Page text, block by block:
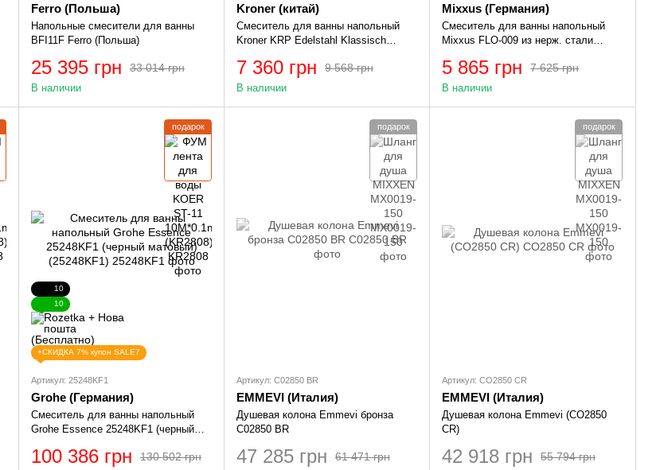
Ferro (Польша)
Напольные смесители для ванны
BFI11F Ferro (Польша)
33 014 грн
25 395 грн
В наличии
Kroner (китай)
Смеситель для ванны напольный
Kroner KRP Edelstahl Klassisch
9 568 грн
7 360 грн
В наличии
Mixxus (Германия)
Смеситель для ванны напольный
Mixxus FLO-009 из нерж. стали
7 625 грн
5 865 грн
В наличии
подарок
10
10
+СКИДКА 7% купон SALE7
Артикул: 25248KF1
Grohe (Германия)
Смеситель для ванны напольный
Grohe Essence 25248KF1 (черный
130 502 грн
100 386 грн
подарок
Артикул: C02850 BR
EMMEVI (Италия)
Душевая колона Emmevi бронза
C02850 BR
61 471 грн
47 285 грн
подарок
Артикул: CO2850 CR
EMMEVI (Италия)
Душевая колона Emmevi (CO2850
CR)
55 794 грн
42 918 грн